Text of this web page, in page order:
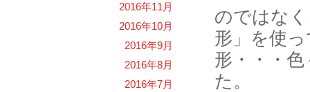
2016年11月
2016年10月
2016年9月
2016年8月
2016年7月
のではな
形」を使
形・・・
た。